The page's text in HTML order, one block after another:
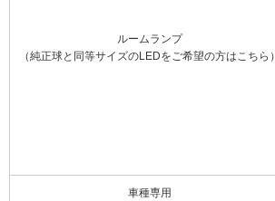
ルームランプ
（純正球と同等サイズのLEDをご希望の方はこちら）
車種専用